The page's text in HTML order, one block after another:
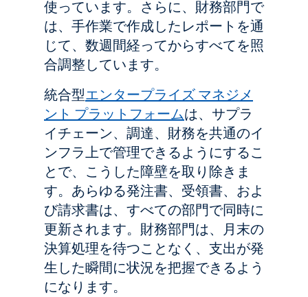
使っています。さらに、財務部門で
は、手作業で作成したレポートを通
じて、数週間経ってからすべてを照
合調整しています。
統合型エンタープライズ マネジメ
ント プラットフォームは、サプラ
イチェーン、調達、財務を共通のイ
ンフラ上で管理できるようにするこ
とで、こうした障壁を取り除きま
す。あらゆる発注書、受領書、およ
び請求書は、すべての部門で同時に
更新されます。財務部門は、月末の
決算処理を待つことなく、支出が発
生した瞬間に状況を把握できるよう
になります。